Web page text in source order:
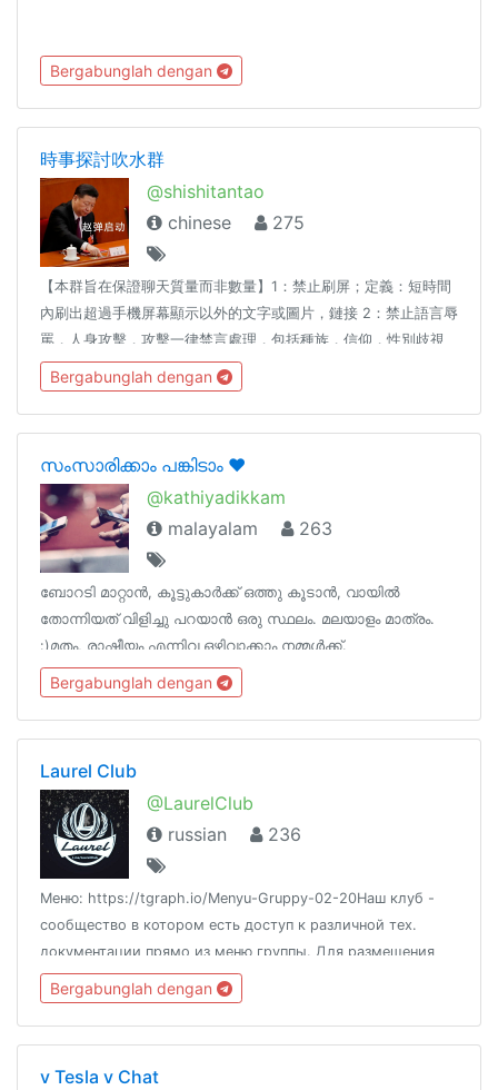
Bergabunglah dengan
時事探討吹水群
@shishitantao
chinese
275
【本群旨在保證聊天質量而非數量】1：禁止刷屏；定義：短時間
內刷出超過手機屏幕顯示以外的文字或圖片，鏈接 2：禁止語言辱
罵，人身攻擊，攻擊一律禁言處理，包括種族，信仰，性別歧視
言論等，本群政治正確，長時間大量發布辱罵攻擊語言詞彙就請
出去並拉黑 3：禁止一切宗教信仰傳播，這裡是時事討論小組，不
允許純宗教傳播鏈接出現 4：扣帽子行為：五毛，美分，藏獨，港
信息，禁止發佈證實為假信息 （管理員刪除違規信息，群主後台
處理，管理違規@群主）
Bergabunglah dengan
സംസാരിക്കാം പങ്കിടാം ❤️
@kathiyadikkam
malayalam
263
ബോറടി മാറ്റാൻ, കൂട്ടുകാർക്ക് ഒത്തു കൂടാൻ, വായിൽ
തോന്നിയത് വിളിച്ചു പറയാൻ ഒരു സ്ഥലം. മലയാളം മാത്രം.
:)മതം, രാഷ്ടീയം എന്നിവ ഒഴിവാക്കാം നമ്മൾക്ക്.
Bergabunglah dengan
Laurel Club
@LaurelClub
russian
236
Меню: https://tgraph.io/Menyu-Gruppy-02-20Наш клуб -
сообщество в котором есть доступ к различной тех.
документации прямо из меню группы. Для размещения
обявлений : http://ow.ly/jaNI30o9W6jПродавцы редиски:
http://ow.ly/VnG430olDVdВесь контент для 18+
Bergabunglah dengan
v Tesla v Chat